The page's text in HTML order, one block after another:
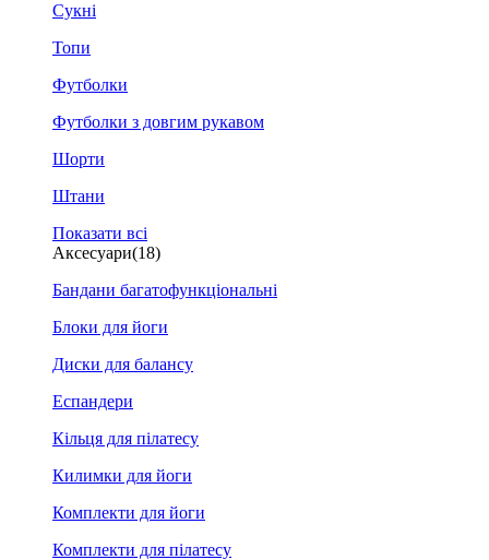
Сукні
Топи
Футболки
Футболки з довгим рукавом
Шорти
Штани
Показати всі
Аксесуари(18)
Бандани багатофункціональні
Блоки для йоги
Диски для балансу
Еспандери
Кільця для пілатесу
Килимки для йоги
Комплекти для йоги
Комплекти для пілатесу